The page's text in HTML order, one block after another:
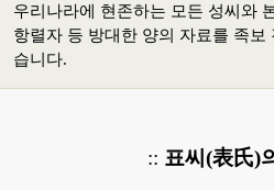
우리나라에 현존하는 모든 성씨와
항렬자 등 방대한 양의 자료를 족보
습니다.
:: 표씨(表氏)